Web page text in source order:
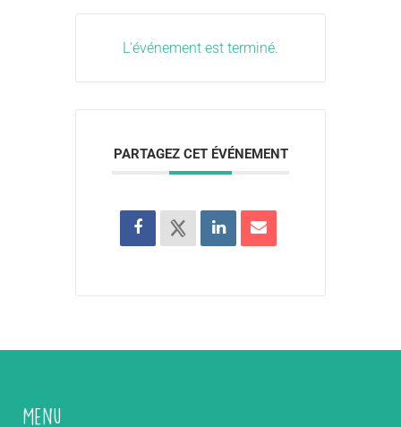
L'événement est terminé.
PARTAGEZ CET ÉVÉNEMENT
Menu